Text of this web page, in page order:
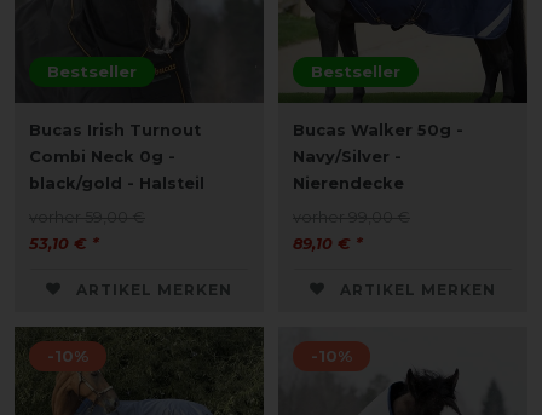
Bestseller
Bucas Irish Turnout
Combi Neck 0g -
black/gold - Halsteil
53,10 € *
ARTIKEL MERKEN
Bestseller
Bucas Walker 50g -
Navy/Silver -
Nierendecke
89,10 € *
ARTIKEL MERKEN
-10% -10%